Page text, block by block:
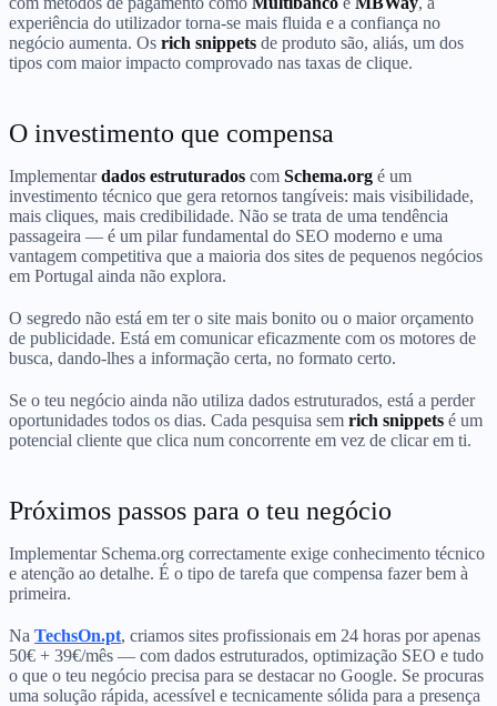
experiência do utilizador torna-se mais fluida e a confiança no
negócio aumenta. Os rich snippets de produto são, aliás, um dos
tipos com maior impacto comprovado nas taxas de clique.
O investimento que compensa
Implementardados estruturados com Schema.org é um
investimento técnico que gera retornos tangíveis: mais visibilidade,
mais cliques, mais credibilidade. Não se trata de uma tendência
passageira — é um pilar fundamental do SEO moderno e uma
vantagem competitiva que a maioria dos sites de pequenos negócios
em Portugal ainda não explora.
O segredo não está em ter o site mais bonito ou o maior orçamento
de publicidade. Está em comunicar eficazmente com os motores de
busca, dando-lhes a informação certa, no formato certo.
Se o teu negócio ainda não utiliza dados estruturados, está a perder
oportunidades todos os dias. Cada pesquisa sem rich snippets é um
potencial cliente que clica num concorrente em vez de clicar em ti.
Próximos passos para o teu negócio
Implementar Schema.org correctamente exige conhecimento técnico
e atenção ao detalhe. É o tipo de tarefa que compensa fazer bem à
primeira.
Na TechsOn.pt, criamos sites profissionais em 24 horas por apenas
50€ + 39€/mês — com dados estruturados, optimização SEO e tudo
o que o teu negócio precisa para se destacar no Google. Se procuras
uma solução rápida, acessível e tecnicamente sólida para a presença